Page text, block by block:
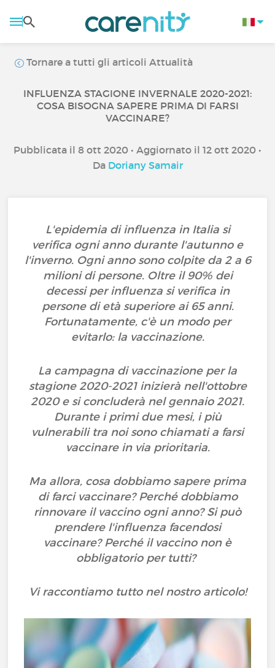
Tornare a tutti gli articoli Attualità
INFLUENZA STAGIONE INVERNALE 2020-2021:
COSA BISOGNA SAPERE PRIMA DI FARSI
VACCINARE?
Pubblicata il 8 ott 2020 • Aggiornato il 12 ott 2020 •
Da Doriany Samair
L'epidemia di influenza in Italia si
verifica ogni anno durante l'autunno e
l'inverno. Ogni anno sono colpite da 2 a 6
milioni di persone. Oltre il 90% dei
decessi per influenza si verifica in
persone di età superiore ai 65 anni.
Fortunatamente, c'è un modo per
evitarlo: la vaccinazione.
La campagna di vaccinazione per la
stagione 2020-2021 inizierà nell'ottobre
2020 e si concluderà nel gennaio 2021.
Durante i primi due mesi, i più
vulnerabili tra noi sono chiamati a farsi
vaccinare in via prioritaria.
Ma allora, cosa dobbiamo sapere prima
di farci vaccinare? Perché dobbiamo
rinnovare il vaccino ogni anno? Si può
prendere l'influenza facendosi
vaccinare? Perché il vaccino non è
obbligatorio per tutti?
Vi raccontiamo tutto nel nostro articolo!